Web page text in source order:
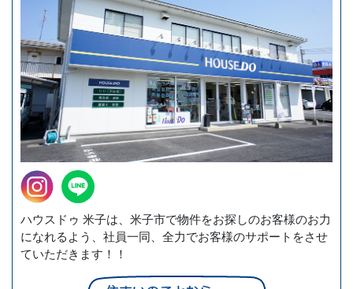
ハウスドゥ 米子は、米子市で物件をお探しのお客様のお力
になれるよう、社員一同、全力でお客様のサポートをさせ
ていただきます！！